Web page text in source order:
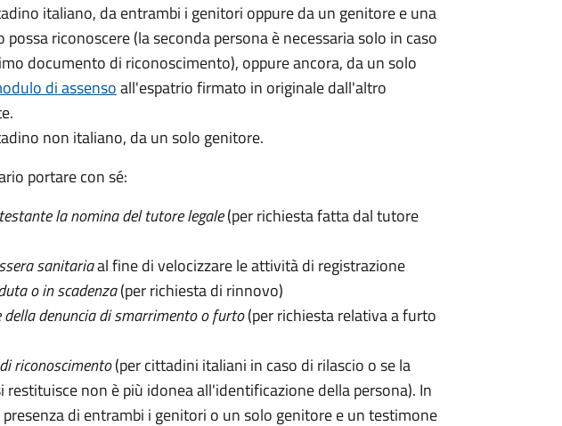
italiano, da entrambi i genitori oppure da un genitore e una
possa riconoscere (la seconda persona è necessaria solo in caso
documento di riconoscimento), oppure ancora, da un solo
di assensoall'espatrio firmato in originale dall'altro
non italiano, da un solo genitore.
portare con sé:
la nomina del tutore legale(per richiesta fatta dal tutore
sanitariaal fine di velocizzare le attività di registrazione
o in scadenza(per richiesta di rinnovo)
denuncia di smarrimento o furto(per richiesta relativa a furto
riconoscimento(per cittadini italiani in caso di rilascio o se la
restituisce non è più idonea all'identificazione della persona). In
di entrambi i genitori o un solo genitore e un testimone